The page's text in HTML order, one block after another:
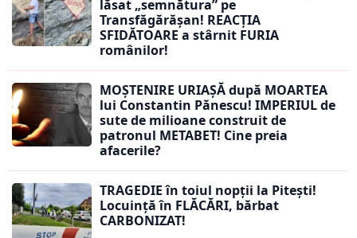
lăsat „semnătura” pe
Transfăgărășan! REACȚIA
SFIDĂTOARE a stârnit FURIA
românilor!
MOȘTENIRE URIAȘĂ după MOARTEA
lui Constantin Pănescu! IMPERIUL de
sute de milioane construit de
patronul METABET! Cine preia
afacerile?
TRAGEDIE în toiul nopții la Pitești!
Locuință în FLĂCĂRI, bărbat
CARBONIZAT!